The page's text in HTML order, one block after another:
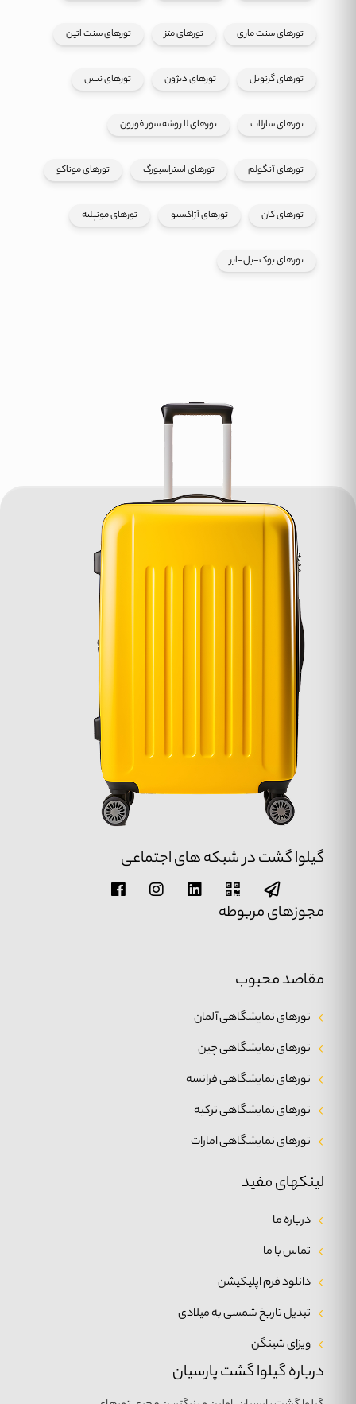
تورهای سنت ماری تورهای متز تورهای سنت اتین
تورهای گرنوبل تورهای دیژون تورهای نیس
تورهای سارلات تورهای لا روشه سور فورون
تورهای آنگولم تورهای استراسبورگ تورهای موناکو
تورهای کان تورهای آژاکسیو تورهای مونپلیه
تورهای بوک-بل-ایر
درباره گیلوا گشت پارسیان
لینکهای مفید
درباره ما
تماس با ما
دانلود فرم اپلیکیشن
تبدیل تاریخ شمسی به میلادی
ویزای شینگن
مقاصد محبوب
تورهای نمایشگاهی آلمان
تورهای نمایشگاهی چین
تورهای نمایشگاهی فرانسه
تورهای نمایشگاهی ترکیه
تورهای نمایشگاهی امارات
گیلوا گشت در شبکه های اجتماعی
مجوزهای مربوطه